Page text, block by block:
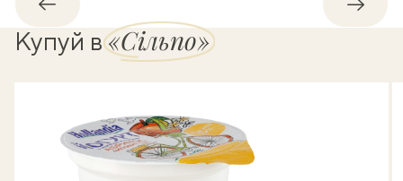
Назад
Купуй в«Сільпо»